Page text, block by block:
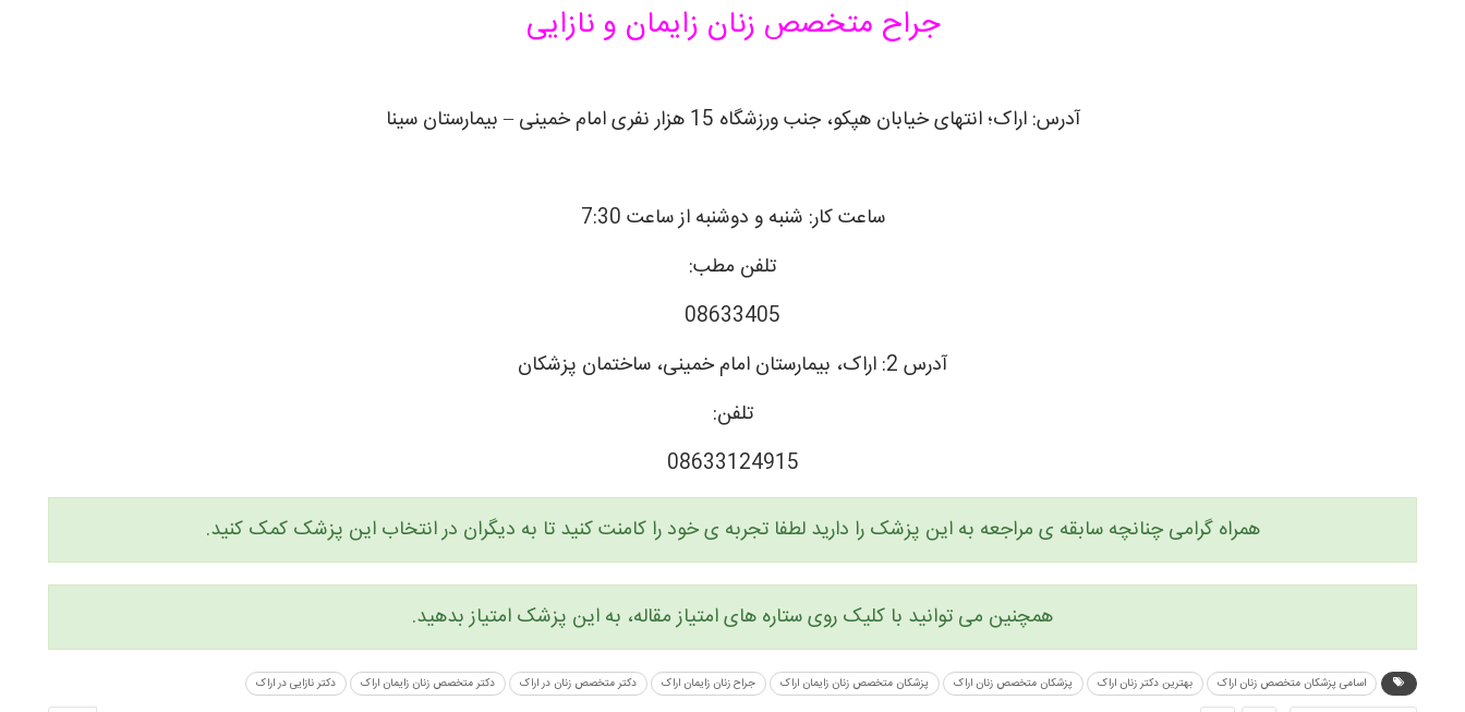
جراح متخصص زنان زایمان و نازایی
آدرس: اراک؛ انتهای خیابان هپکو، جنب ورزشگاه 15 هزار نفری امام خمینی – بیمارستان سینا
ساعت کار: شنبه و دوشنبه از ساعت 7:30
تلفن مطب:
08633405
آ‌درس 2: اراک، بیمارستان امام خمینی، ساختمان پزشکان
تلفن:
08633124915
همراه گرامی چنانچه سابقه ی مراجعه به این پزشک را دارید لطفا تجربه ی خود را کامنت کنید تا به دیگران در انتخاب این پزشک کمک کنید.
همچنین می توانید با کلیک روی ستاره های امتیاز مقاله، به این پزشک امتیاز بدهید.
اسامی پزشکان متخصص زنان اراک بهترین دکتر زنان اراک پزشکان متخصص زنان اراک پزشکان متخصص زنان زایمان اراک جراح زنان زایمان اراک دکتر متخصص زنان در اراک دکتر متخصص زنان زایمان اراک دکتر نازایی در اراک